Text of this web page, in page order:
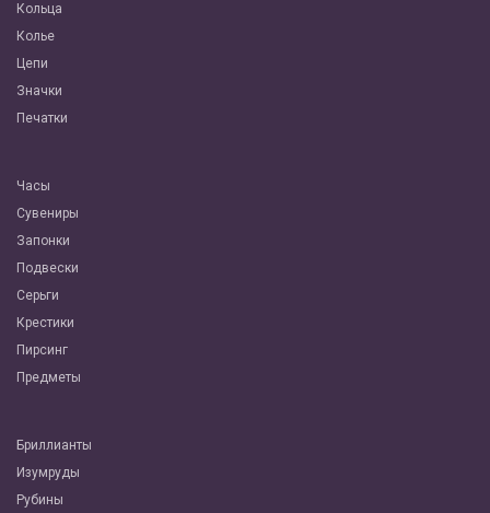
Кольца
Колье
Цепи
Значки
Печатки
Часы
Сувениры
Запонки
Подвески
Серьги
Крестики
Пирсинг
Предметы
Бриллианты
Изумруды
Рубины